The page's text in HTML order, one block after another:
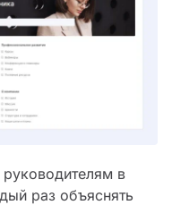
в
раз объяснять